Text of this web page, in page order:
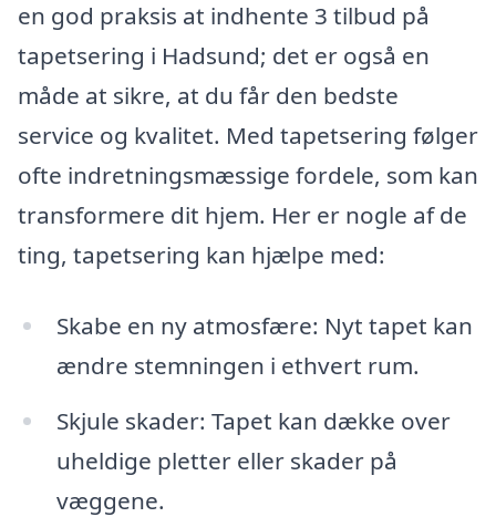
en god praksis at indhente 3 tilbud på
tapetsering i Hadsund; det er også en
måde at sikre, at du får den bedste
service og kvalitet. Med tapetsering følger
ofte indretningsmæssige fordele, som kan
transformere dit hjem. Her er nogle af de
ting, tapetsering kan hjælpe med:
Skabe en ny atmosfære: Nyt tapet kan
ændre stemningen i ethvert rum.
Skjule skader: Tapet kan dække over
uheldige pletter eller skader på
væggene.